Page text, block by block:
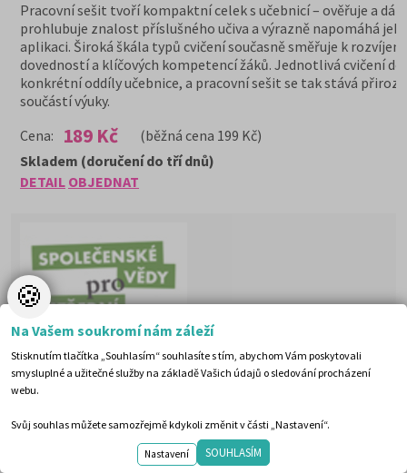
Pracovní sešit tvoří kompaktní celek s učebnicí – ověřuje a dále
prohlubuje znalost příslušného učiva a výrazně napomáhá
aplikaci. Široká škála typů cvičení současně směřuje k rozvíjení
dovedností a klíčových kompetencí žáků. Jednotlivá cvičení
konkrétní oddíly učebnice, a pracovní sešit se tak stává
součástí výuky.
Cena:
189 Kč (běžná cena 199 Kč)
DETAIL OBJEDNAT
Skladem (doručení do tří dnů)
🍪
Na Vašem soukromí nám záleží
Stisknutím tlačítka „Souhlasím“ souhlasíte s tím, abychom Vám poskytovali
smysluplné a užitečné služby na základě Vašich údajů o sledování procházení
webu.
Svůj souhlas můžete samozřejmě kdykoli změnit v části „Nastavení“.
Nastavení SOUHLASÍM